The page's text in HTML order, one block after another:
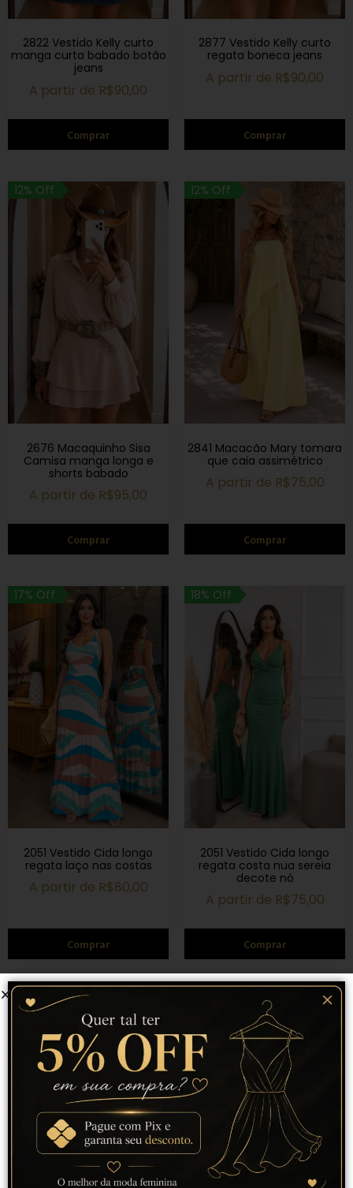
2822 Vestido Kelly curto
manga curta babado botão
jeans
A partir de R$90,00
Comprar
2877 Vestido Kelly curto
regata boneca jeans
A partir de R$90,00
Comprar
12% Off
2676 Macaquinho Sisa
Camisa manga longa e
shorts babado
A partir de R$95,00
Comprar
12% Off
2841 Macacão Mary tomara
que caia assimétrico
A partir de R$75,00
Comprar
17% Off
2051 Vestido Cida longo
regata laço nas costas
A partir de R$80,00
Comprar
18% Off
2051 Vestido Cida longo
regata costa nua sereia
decote nó
A partir de R$75,00
Comprar
11% Off